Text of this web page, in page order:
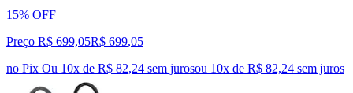
15% OFF
Preço R$ 699,05R$ 699,05
no Pix Ou 10x de R$ 82,24 sem jurosou 10x de R$ 82,24 sem juros